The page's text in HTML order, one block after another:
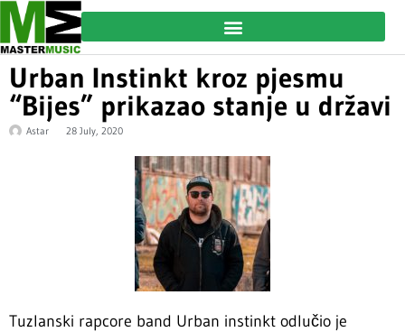
Urban Instinkt kroz pjesmu
“Bijes” prikazao stanje u državi
Astar 28 July, 2020
Tuzlanski rapcore band Urban instinkt odlučio je